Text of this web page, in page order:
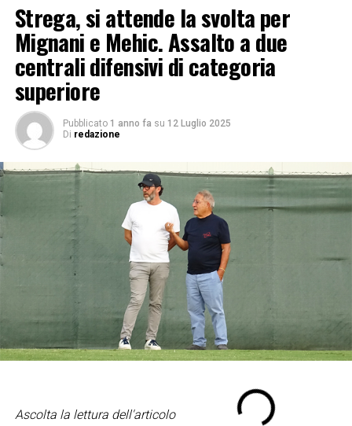
Strega, si attende la svolta per
Mignani e Mehic. Assalto a due
centrali difensivi di categoria
superiore
Pubblicato 1 anno fa su 12 Luglio 2025
Di redazione
Ascolta la lettura dell'articolo